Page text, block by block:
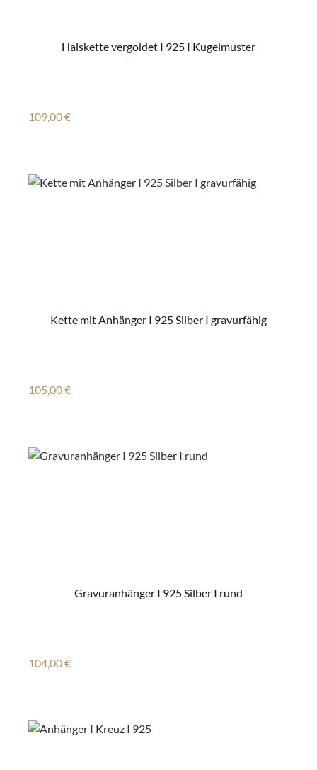
Halskette vergoldet I 925 I Kugelmuster
Regulärer Preis:
109,00 €
Kette mit Anhänger I 925 Silber I gravurfähig
Regulärer Preis:
105,00 €
Gravuranhänger I 925 Silber I rund
Regulärer Preis:
104,00 €